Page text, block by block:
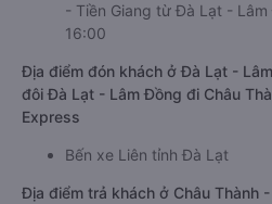
- Tiền Giang từ Đà Lạt -
16:00
Địa điểm đón khách ở Đà Lạt -
đôi Đà Lạt - Lâm Đồng đi Châu
Express
Bến xe Liên tỉnh Đà Lạt
Địa điểm trả khách ở Châu Thành